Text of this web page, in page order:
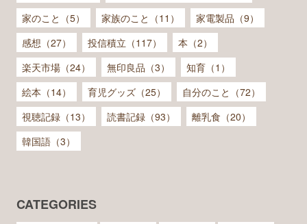
家のこと（5）
家族のこと（11）
家電製品（9）
感想（27）
投信積立（117）
本（2）
楽天市場（24）
無印良品（3）
知育（1）
絵本（14）
育児グッズ（25）
自分のこと（72）
視聴記録（13）
読書記録（93）
離乳食（20）
韓国語（3）
CATEGORIES